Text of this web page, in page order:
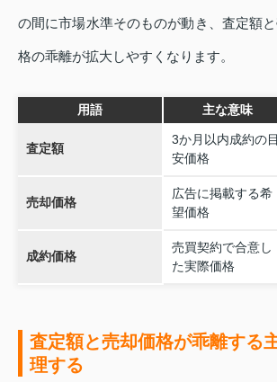
の間に市場水準そのものが動き、査定額
格の乖離が拡大しやすくなります。
用語 主な意味
査定額
3か月以内成約の目
安価格
売却価格
広告に掲載する希
望価格
成約価格
売買契約で合意し
た実際価格
査定額と売却価格が乖離する
理する